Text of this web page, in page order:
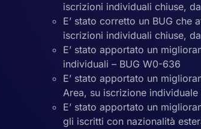
iscrizioni individuali chiuse,
E’ stato corretto un BUG
iscrizioni individuali chiuse,
E’ stato apportato un
individuali – BUG W0-636
E’ stato apportato un
Area, su iscrizione
E’ stato apportato un
gli iscritti con nazionalità